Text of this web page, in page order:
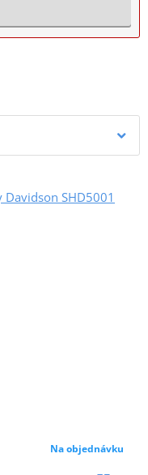
Davidson SHD5001
Na objednávku